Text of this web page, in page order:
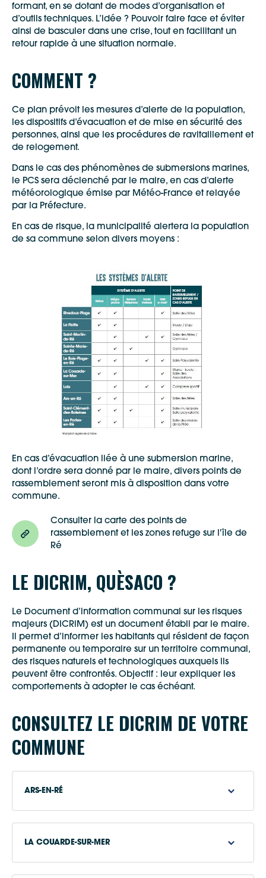
formant, en se dotant de modes d’organisation et
d’outils techniques. L’idée ? Pouvoir faire face et éviter
ainsi de basculer dans une crise, tout en facilitant un
retour rapide à une situation normale.
COMMENT ?
Ce plan prévoit les mesures d’alerte de la population,
les dispositifs d’évacuation et de mise en sécurité des
personnes, ainsi que les procédures de ravitaillement et
de relogement.
Dans le cas des phénomènes de submersions marines,
le PCS sera déclenché par le maire, en cas d’alerte
météorologique émise par Météo-France et relayée
par la Préfecture.
En cas de risque, la municipalité alertera la population
de sa commune selon divers moyens :
En cas d’évacuation liée à une submersion marine,
dont l’ordre sera donné par le maire, divers points de
rassemblement seront mis à disposition dans votre
commune.
Consulter la carte des points de
rassemblement et les zones refuge sur l'île de
Ré
LE DICRIM, QUÈSACO ?
Le Document d’information communal sur les risques
majeurs (DICRiM) est un document établi par le maire.
Il permet d’informer les habitants qui résident de façon
permanente ou temporaire sur un territoire communal,
des risques naturels et technologiques auxquels ils
peuvent être confrontés. Objectif : leur expliquer les
comportements à adopter le cas échéant.
CONSULTEZ LE DICRIM DE VOTRE
COMMUNE
ARS-EN-RÉ
LA COUARDE-SUR-MER